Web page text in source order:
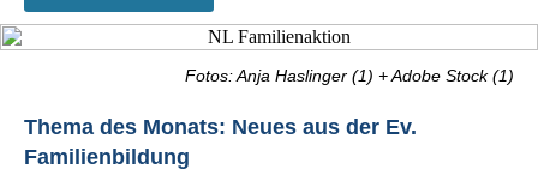
Fotos: Anja Haslinger (1) + Adobe Stock (1)
Thema des Monats: Neues aus der Ev.
Familienbildung